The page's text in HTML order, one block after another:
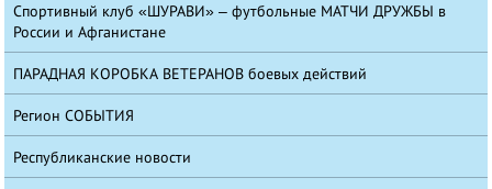
Спортивный клуб «ШУРАВИ» – футбольные МАТЧИ ДРУЖБЫ в
России и Афганистане
ПАРАДНАЯ КОРОБКА ВЕТЕРАНОВ боевых действий
Регион СОБЫТИЯ
Республиканские новости